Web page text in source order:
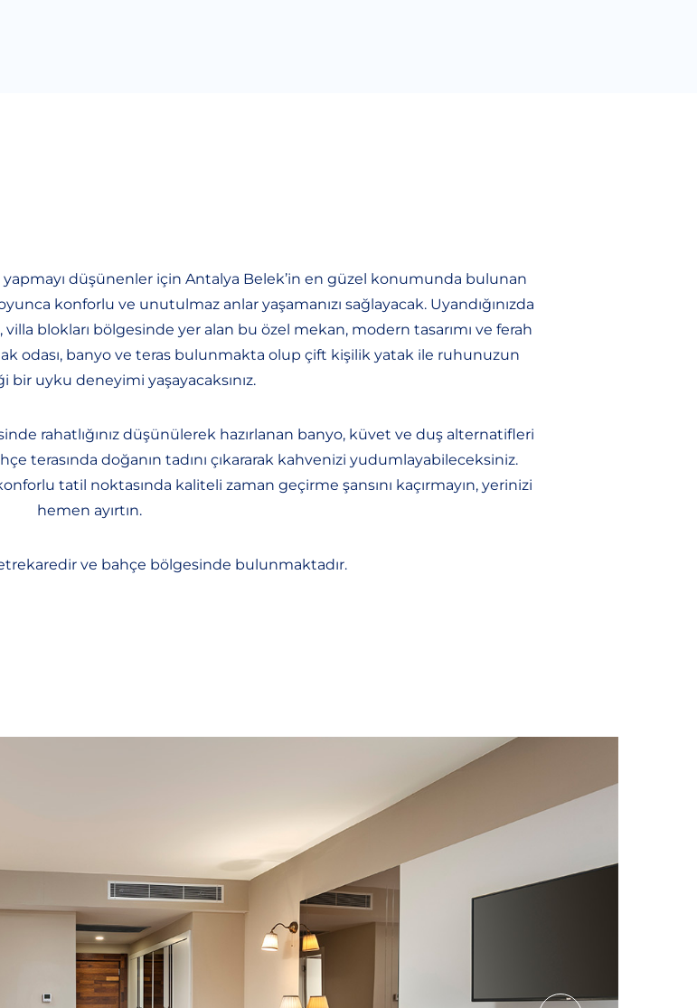
düşünenler için Antalya Belek’in en güzel konumunda bulunan
konforlu ve unutulmaz anlar yaşamanızı sağlayacak. Uyandığınızda
blokları bölgesinde yer alan bu özel mekan, modern tasarımı ve ferah
odası, banyo ve teras bulunmakta olup çift kişilik yatak ile ruhunuzun
bir uyku deneyimi yaşayacaksınız.
rahatlığınız düşünülerek hazırlanan banyo, küvet ve duş alternatifleri
terasında doğanın tadını çıkararak kahvenizi yudumlayabileceksiniz.
tatil noktasında kaliteli zaman geçirme şansını kaçırmayın, yerinizi
hemen ayırtın.
ve bahçe bölgesinde bulunmaktadır.